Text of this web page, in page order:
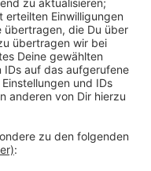
- es
10:14